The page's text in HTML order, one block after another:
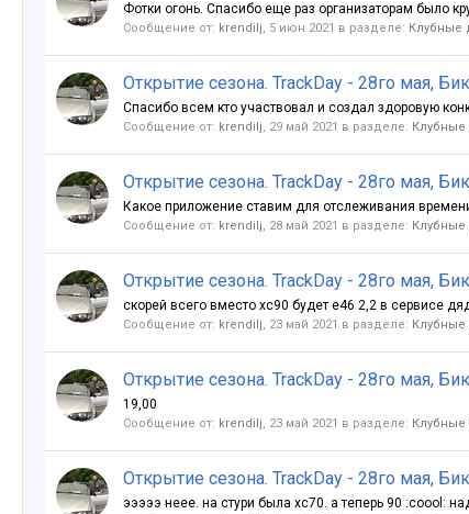
Фотки огонь. Спасибо еще раз организаторам было
Сообщение от: krendilj, 5 июн 2021 в разделе: Клубные
Открытие сезона. TrackDay - 28го мая,
Спасибо всем кто участвовал и создал здоровую
Сообщение от: krendilj, 29 май 2021 в разделе: Клубные
Открытие сезона. TrackDay - 28го мая,
Какое приложение ставим для отслеживания
Сообщение от: krendilj, 28 май 2021 в разделе: Клубные
Открытие сезона. TrackDay - 28го мая,
скорей всего вместо хс90 будет е46 2,2 в сервисе
Сообщение от: krendilj, 23 май 2021 в разделе: Клубные
Открытие сезона. TrackDay - 28го мая,
19,00
Сообщение от: krendilj, 23 май 2021 в разделе: Клубные
Открытие сезона. TrackDay - 28го мая,
эээээ неее. на стури была хс70. а теперь 90 :coool: